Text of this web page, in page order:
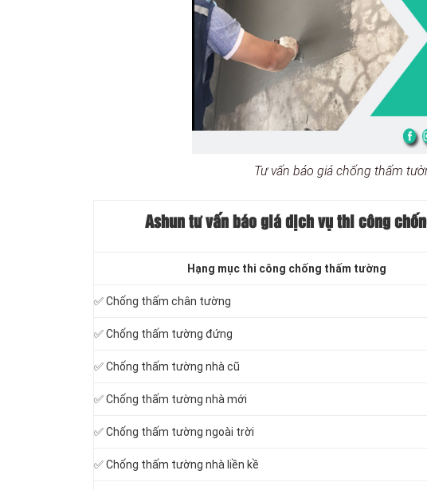
Tư vấn báo giá chống thấm
Ashun tư vấn báogiá dịch vụ thi công
Hạng mục thi công chống thấm tường
✅ Chống thấm chân tường
✅ Chống thấm tường đứng
✅ Chống thấm tường nhà cũ
✅ Chống thấm tường nhà mới
✅ Chống thấm tường ngoài trời
✅ Chống thấm tường nhà liền kề